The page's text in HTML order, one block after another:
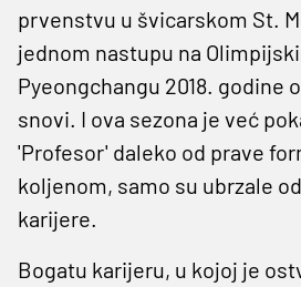
prvenstvu u švicarskom St.
jednom nastupu na
Pyeongchangu 2018. godine
snovi. I ova sezona je već
'Profesor' daleko od prave
koljenom, samo su ubrzale
karijere.
Bogatu karijeru, u kojoj je